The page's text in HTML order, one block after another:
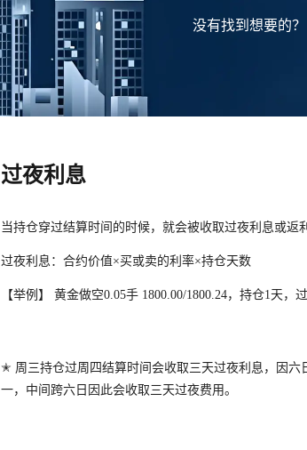
没有找到想要的？
过夜利息
当持仓穿过结算时间的时候，就会被收取过夜利息或返
过夜利息：合约价值×买或卖的利率×持仓天数
【举例】 黄金做空0.05手 1800.00/1800.24，持仓1天，
✭ 周三持仓过周四结算时间会收取三天过夜利息，因六
一， 中间跨六日因此会收取三天过夜费用。